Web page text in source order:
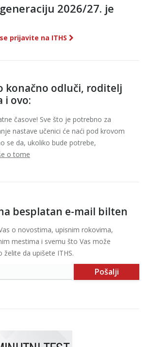
2026/27. je
prijavite na ITHS
konačno odluči, roditelj
i ovo:
časove! Sve što je potrebno za
nastave učenici će naći pod krovom
se da, ukoliko bude potrebe,
o tome
besplatan e-mail bilten
o novostima, upisnim rokovima,
mestima i svemu što Vas može
da upišete ITHS.